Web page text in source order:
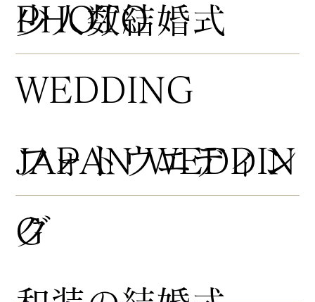
​少人数結婚式
​フォトウエディン
グ
PHOTO
WEDDING
JAPAN WEDDIN
G